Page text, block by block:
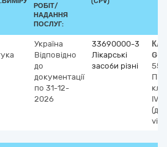
РОБІТ/
НАДАННЯ
ПОСЛУГ:
Україна
Відповідно
до
документації
по 31-12-
2026
33690000-3
Лікарські
засоби різні
IVD